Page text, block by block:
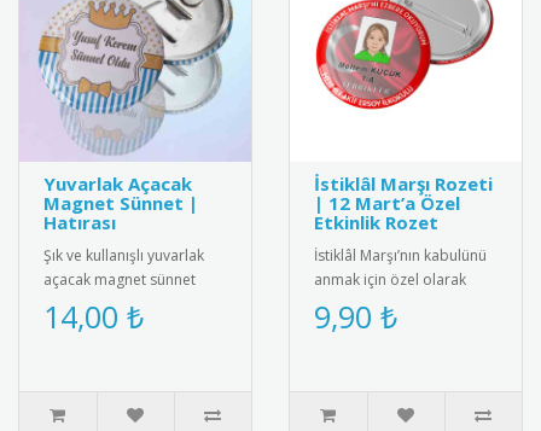
Yuvarlak Açacak
Magnet Sünnet |
Hatırası
Şık ve kullanışlı yuvarlak
açacak magnet sünnet
hediyesi. Yüksek kaliteli
mıknatıs ve paslanmaz
14,00 ₺
İstiklâl Marşı Rozeti
| 12 Mart’a Özel
Etkinlik Rozet
İstiklâl Marşı’nın kabulünü
anmak için özel olarak
tasarlanmış rozet modeli.
12 Mart etkinlikleri, o..
9,90 ₺